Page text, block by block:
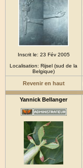
Inscrit le: 23 Fév 2005
Localisation: Rijsel (sud de la
Belgique)
Revenir en haut
Yannick Bellanger